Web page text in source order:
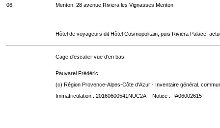
06 Menton. 28 avenue Riviera les Vignasses Menton
Hôtel de voyageurs dit Hôtel Cosmopolitain, puis Riviera Palace,
Cage d'escalier vue d'en bas.
Pauvarel Frédéric
(c) Région Provence-Alpes-Côte d'Azur - Inventaire général.
Immatriculation : 20160600541NUC2A Notice : IA06002615